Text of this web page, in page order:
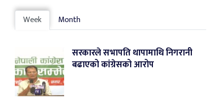
Week Month
सरकारले सभापति थापामाथि निगरानी
बढाएको कांग्रेसको आरोप